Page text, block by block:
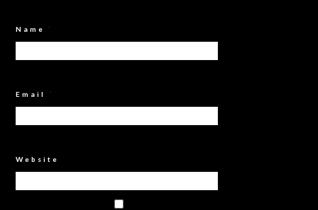
Name *
Email *
Website